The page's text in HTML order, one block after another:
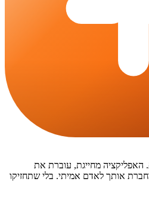
האפליקציה מחייגת, עוברת את
אותך לאדם אמיתי. בלי שתחזיקו